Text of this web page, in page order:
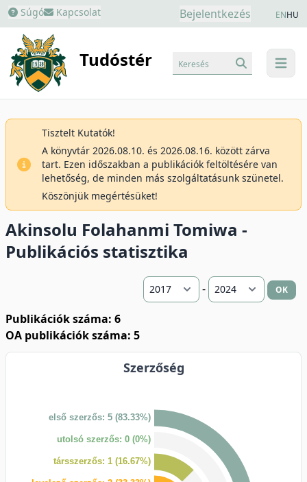
Súgó Kapcsolat Bejelentkezés ENHU
Tudóstér menu
Keresés
Tisztelt Kutatók!
A könyvtár 2026.08.10. és 2026.08.16. között zárva
tart. Ezen időszakban a publikációk feltöltésére van
lehetőség, de minden más szolgáltatásunk szünetel.
Köszönjük megértésüket!
Akinsolu Folahanmi Tomiwa -
Publikációs statisztika
- OK
Publikációk száma: 6
OA publikációk száma: 5
Szerzőség
első szerzős: 5 (83.33%)
utolsó szerzős: 0 (0%)
társszerzős: 1 (16.67%)